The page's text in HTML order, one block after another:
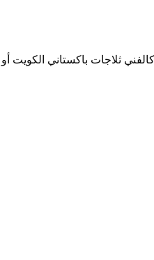
ثلاجات باكستاني الكويت